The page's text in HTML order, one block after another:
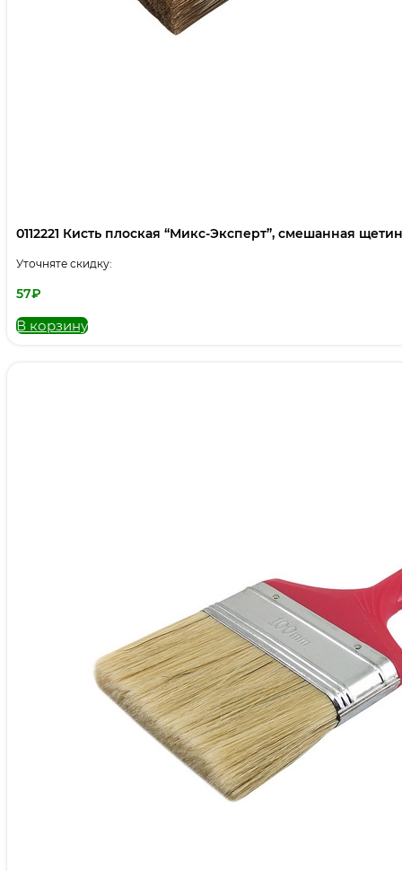
0112221 Кисть плоская “Микс-Эксперт”, смешанная
Уточняте скидку:
57₽
В корзину